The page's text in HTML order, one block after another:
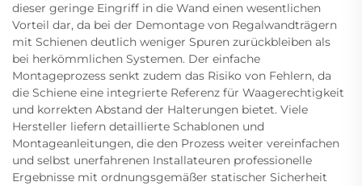
dieser geringe Eingriff in die Wand einen wesentlichen
Vorteil dar, da bei der Demontage von Regalwandträgern
mit Schienen deutlich weniger Spuren zurückbleiben als
bei herkömmlichen Systemen. Der einfache
Montageprozess senkt zudem das Risiko von Fehlern, da
die Schiene eine integrierte Referenz für Waagerechtigkeit
und korrekten Abstand der Halterungen bietet. Viele
Hersteller liefern detaillierte Schablonen und
Montageanleitungen, die den Prozess weiter vereinfachen
und selbst unerfahrenen Installateuren professionelle
Ergebnisse mit ordnungsgemäßer statischer Sicherheit